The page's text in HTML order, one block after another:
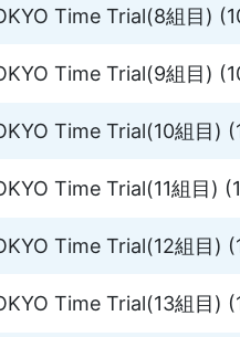
Time Trial(8組目)
Time Trial(9組目)
Time Trial(10組目)
Time Trial(11組目)
Time Trial(12組目)
Time Trial(13組目)